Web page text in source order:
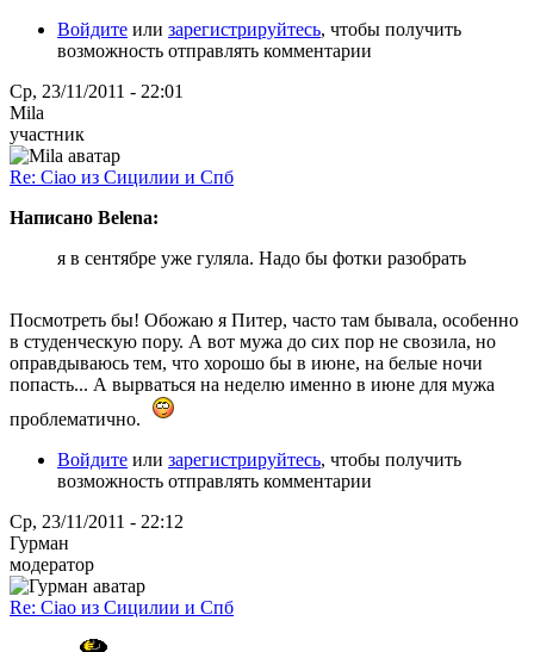
Войдите или зарегистрируйтесь, чтобы получить
возможность отправлять комментарии
Ср, 23/11/2011 - 22:01
Mila
участник
Re: Ciao из Сицилии и Спб
Написано Belena:
я в сентябре уже гуляла. Надо бы фотки разобрать
Посмотреть бы! Обожаю я Питер, часто там бывала, особенно
в студенческую пору. А вот мужа до сих пор не свозила, но
оправдываюсь тем, что хорошо бы в июне, на белые ночи
попасть... А вырваться на неделю именно в июне для мужа
проблематично.
Войдите или зарегистрируйтесь, чтобы получить
возможность отправлять комментарии
Ср, 23/11/2011 - 22:12
Гурман
модератор
Re: Ciao из Сицилии и Спб